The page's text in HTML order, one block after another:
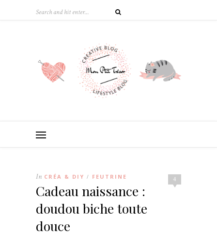
4
In CRÉA & DIY / FEUTRINE
Cadeau naissance :
doudou biche toute
douce